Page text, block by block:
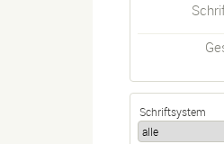
Schriftsystem